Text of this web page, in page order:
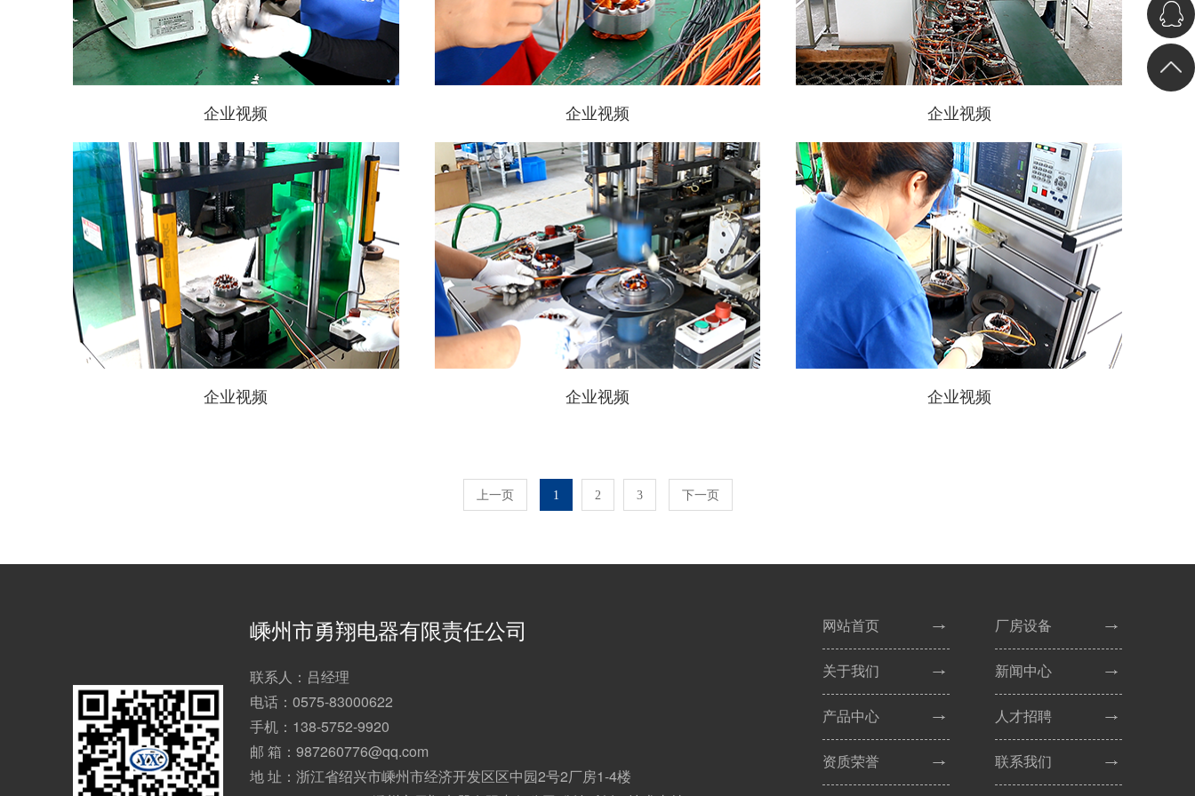
企业视频 企业视频 企业视频
企业视频 企业视频 企业视频
上一页 1 2 3 下一页
嵊州市勇翔电器有限责任公司
联系人：吕经理
电话：0575-83000622
手机：138-5752-9920
邮 箱：987260776@qq.com
地 址：浙江省绍兴市嵊州市经济开发区区中园2号2厂房1-4楼
网站首页
关于我们
产品中心
资质荣誉
厂房设备
新闻中心
人才招聘
联系我们